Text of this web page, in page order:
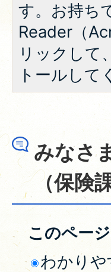
す。お持ち
Reader（
リックして
トールして
みなさ
（保険課
このペー
わかりや